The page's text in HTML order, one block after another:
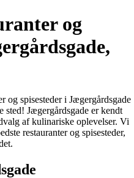
og
og spisesteder i Jægergårdsgade
sted! Jægergårdsgade er kendt
af kulinariske oplevelser. Vi
restauranter og spisesteder,